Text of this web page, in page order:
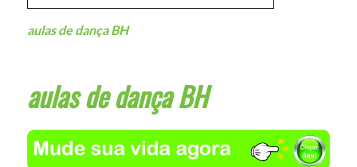
aulas de dança BH
aulas de dança BH